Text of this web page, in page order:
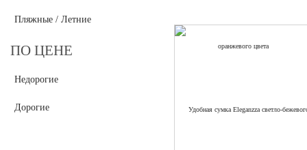
Пляжные / Летние
ПО ЦЕНЕ
Недорогие
Дорогие